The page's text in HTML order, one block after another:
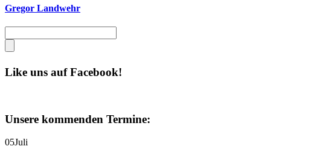
Gregor Landwehr
Like uns auf Facebook!
Unsere kommenden Termine:
05Juli